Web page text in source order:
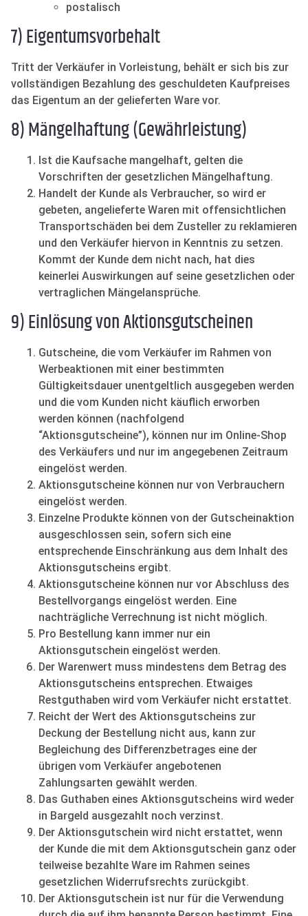
postalisch
7) Eigentumsvorbehalt
Tritt der Verkäufer in Vorleistung, behält er sich bis zur
vollständigen Bezahlung des geschuldeten Kaufpreises
das Eigentum an der gelieferten Ware vor.
8) Mängelhaftung (Gewährleistung)
Ist die Kaufsache mangelhaft, gelten die
Vorschriften der gesetzlichen Mängelhaftung.
Handelt der Kunde als Verbraucher, so wird er
gebeten, angelieferte Waren mit offensichtlichen
Transportschäden bei dem Zusteller zu reklamieren
und den Verkäufer hiervon in Kenntnis zu setzen.
Kommt der Kunde dem nicht nach, hat dies
keinerlei Auswirkungen auf seine gesetzlichen oder
vertraglichen Mängelansprüche.
9) Einlösung von Aktionsgutscheinen
Gutscheine, die vom Verkäufer im Rahmen von
Werbeaktionen mit einer bestimmten
Gültigkeitsdauer unentgeltlich ausgegeben werden
und die vom Kunden nicht käuflich erworben
werden können (nachfolgend
“Aktionsgutscheine”), können nur im Online-Shop
des Verkäufers und nur im angegebenen Zeitraum
eingelöst werden.
Aktionsgutscheine können nur von Verbrauchern
eingelöst werden.
Einzelne Produkte können von der Gutscheinaktion
ausgeschlossen sein, sofern sich eine
entsprechende Einschränkung aus dem Inhalt des
Aktionsgutscheins ergibt.
Aktionsgutscheine können nur vor Abschluss des
Bestellvorgangs eingelöst werden. Eine
nachträgliche Verrechnung ist nicht möglich.
Pro Bestellung kann immer nur ein
Aktionsgutschein eingelöst werden.
Der Warenwert muss mindestens dem Betrag des
Aktionsgutscheins entsprechen. Etwaiges
Restguthaben wird vom Verkäufer nicht erstattet.
Reicht der Wert des Aktionsgutscheins zur
Deckung der Bestellung nicht aus, kann zur
Begleichung des Differenzbetrages eine der
übrigen vom Verkäufer angebotenen
Zahlungsarten gewählt werden.
Das Guthaben eines Aktionsgutscheins wird weder
in Bargeld ausgezahlt noch verzinst.
Der Aktionsgutschein wird nicht erstattet, wenn
der Kunde die mit dem Aktionsgutschein ganz oder
teilweise bezahlte Ware im Rahmen seines
gesetzlichen Widerrufsrechts zurückgibt.
Der Aktionsgutschein ist nur für die Verwendung